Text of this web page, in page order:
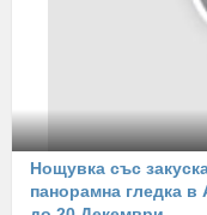
Нощувка със
панорамна гледка